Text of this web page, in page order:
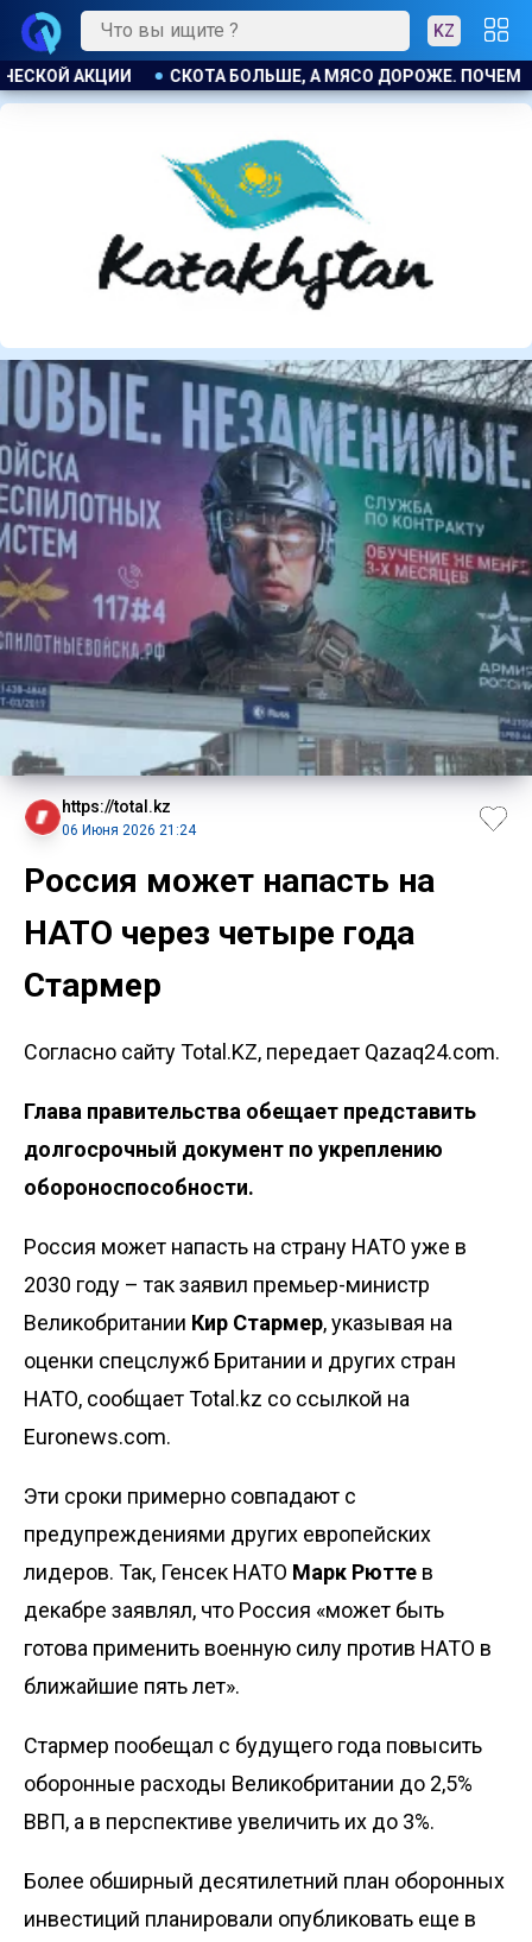
KZ
ПОЧЕМУ В КАЗАХСТАНЕ ПРОДОЛЖАЮТ РАСТИ ЦЕНЫ НА
https://total.kz
06 Июня 2026 21:24
Россия может напасть на
НАТО через четыре года
Стармер
Согласно сайту Total.KZ, передает Qazaq24.com.
Глава правительства обещает представить
долгосрочный документ по укреплению
обороноспособности.
Россия может напасть на страну НАТО уже в
2030 году – так заявил премьер-министр
Великобритании Кир Стармер, указывая на
оценки спецслужб Британии и других стран
НАТО, сообщает Total.kz со ссылкой на
Euronews.com.
Эти сроки примерно совпадают с
предупреждениями других европейских
лидеров. Так, Генсек НАТО Марк Рютте в
декабре заявлял, что Россия «может быть
готова применить военную силу против НАТО в
ближайшие пять лет».
Стармер пообещал с будущего года повысить
оборонные расходы Великобритании до 2,5%
ВВП, а в перспективе увеличить их до 3%.
Более обширный десятилетний план оборонных
инвестиций планировали опубликовать еще в